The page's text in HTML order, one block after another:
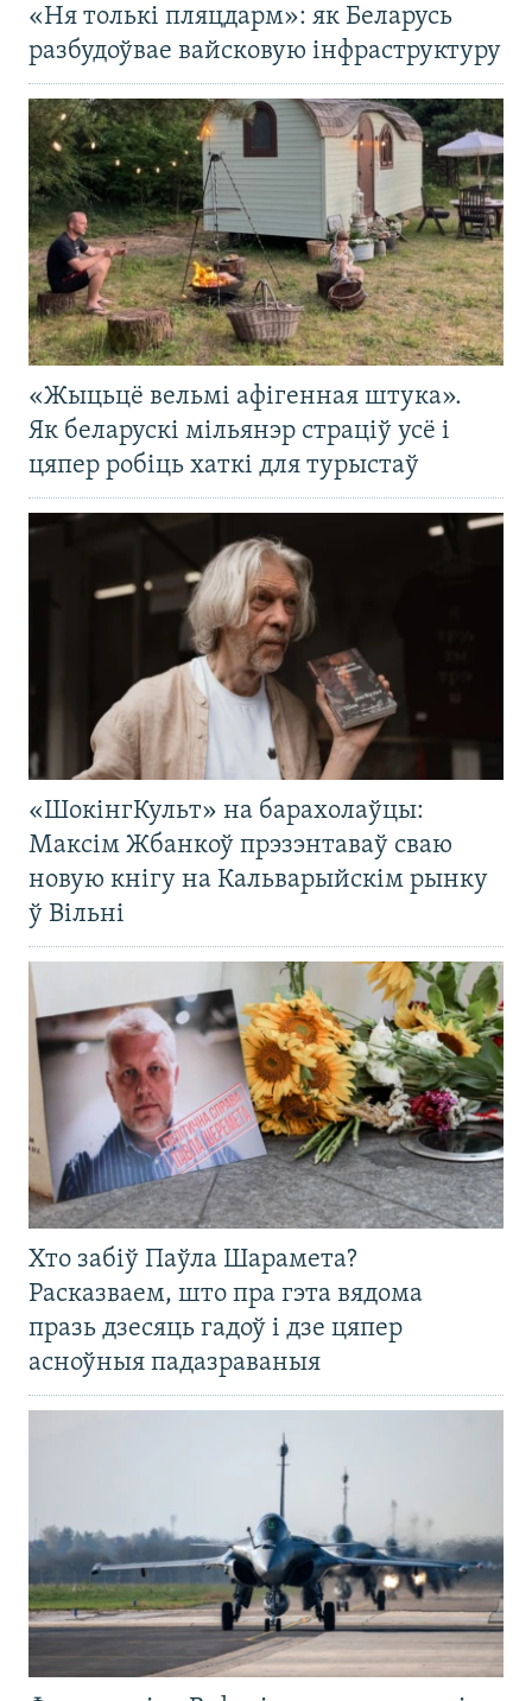
«Ня толькі пляцдарм»: як Беларусь
разбудоўвае вайсковую інфраструктуру
«Жыцьцё вельмі афігенная штука».
Як беларускі мільянэр страціў усё і
цяпер робіць хаткі для турыстаў
«ШокінгКульт» на барахолаўцы:
Максім Жбанкоў прэзэнтаваў сваю
новую кнігу на Кальварыйскім рынку
ў Вільні
Хто забіў Паўла Шарамета?
Расказваем, што пра гэта вядома
празь дзесяць гадоў і дзе цяпер
асноўныя падазраваныя